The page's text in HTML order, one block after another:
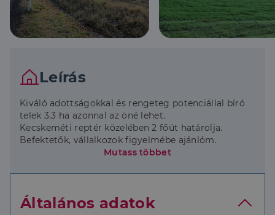
Leírás
Kiváló adottságokkal és rengeteg potenciállal bíró
telek 3.3 ha azonnal az öné lehet.
Kecskeméti reptér közelében 2 főút határolja.
Befektetők, vállalkozok figyelmébe ajánlóm.
Lehetőségei, családi házak, ipari park, raktárnak,
kivételes ajánlat.
Mutass többet
Általános adatok